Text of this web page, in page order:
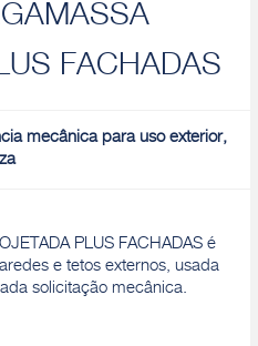
FACHADAS
mecânica para uso exterior,
PLUS FACHADAS é
e tetos externos, usada
solicitação mecânica.